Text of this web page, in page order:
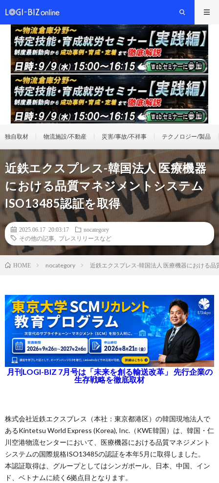
独自取材 物流施設/不動産 災害/事故/不祥事 テクノロジー/製品
近鉄エクスプレス-韓国法人 医療機器
における品質マネジメントシステム
ISO13485認証を取得
2025.06.17 20:03:17
nocategory
その他の記事
プレスリリースなど
HOME nocategory 近鉄エクスプレス-韓国法人 医療機器における
月刊LOGI-BIZ 7月号は「未来を創る輸送改革」 先行企業の
生存戦略を徹底取材
株式会社近鉄エクスプレス（本社：東京都港区）の韓国現地法人で
あるKintetsu World Express (Korea), Inc.（KWE韓国）は、韓国・仁
川空港物流センターにおいて、医療機器における品質マネジメント
システムの国際規格ISO13485の認証を本年5月に取得しました。
本認証取得は、グループとしてはシンガポール、日本、中国、イン
ド、ベトナムに続く6拠点目となります。